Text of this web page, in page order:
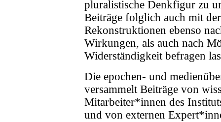
pluralistische Denkfigur zu
Beiträge folglich auch mit
Rekonstruktionen ebenso
Wirkungen, als auch nach
Widerständigkeit befragen
Die epochen- und
versammelt Beiträge von
Mitarbeiter*innen des
und von externen